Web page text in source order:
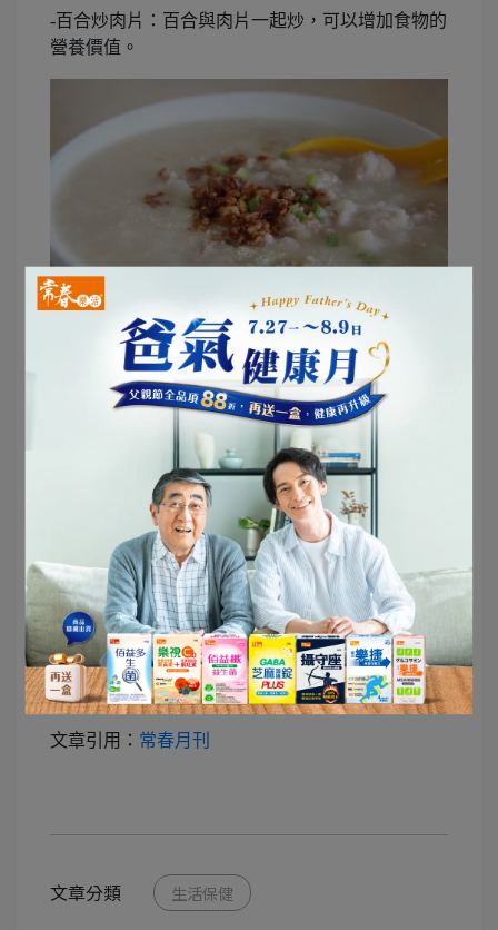
-百合炒肉片：百合與肉片一起炒，可以增加食物的
營養價值。
蓮藕具有清熱涼血、健脾開胃的功效，適合秋季食用。蓮
藕富含維生素C和膳食纖維，能夠增強免疫力和改善消化
-涼拌蓮藕：將蓮藕切片涼拌，可以保持其脆嫩的口感。
-蓮藕排骨湯：與排骨一同煮湯，有滋陰潤燥的效果。
（圖片來源：Dreamstime/典匠影像）
文章引用： 常春月刊
文章分類 生活保健